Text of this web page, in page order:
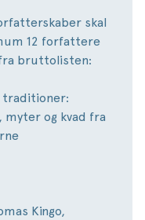
skal
12 forfattere
bruttolisten:
traditioner:
myter og kvad fra
Kingo,